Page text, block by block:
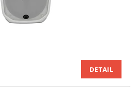
DETAIL